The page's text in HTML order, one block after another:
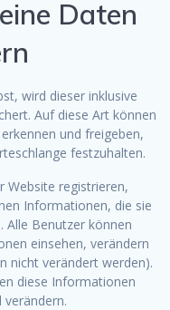
Daten
wird dieser inklusive
Auf diese Art können
und freigeben,
festzuhalten.
Website registrieren,
Informationen, die sie
Alle Benutzer können
einsehen, verändern
nicht verändert werden).
diese Informationen
verändern.